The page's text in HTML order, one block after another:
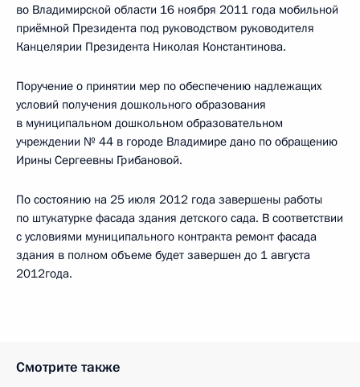
во Владимирской области 16 ноября 2011 года мобильной
приёмной Президента под руководством руководителя
Канцелярии Президента Николая Константинова.
Поручение о принятии мер по обеспечению надлежащих
условий получения дошкольного образования
в муниципальном дошкольном образовательном
учреждении № 44 в городе Владимире дано по обращению
Ирины Сергеевны Грибановой.
По состоянию на 25 июля 2012 года завершены работы
по штукатурке фасада здания детского сада. В соответствии
с условиями муниципального контракта ремонт фасада
здания в полном объеме будет завершен до 1 августа
2012года.
Смотрите также